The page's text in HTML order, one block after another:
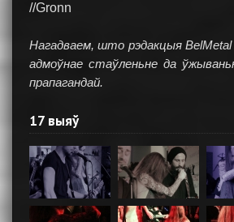
//Gronn
Нагадваем, што рэдакцыя BelMetal
адмоўнае стаўленьне да
прапагандай.
17 выяў